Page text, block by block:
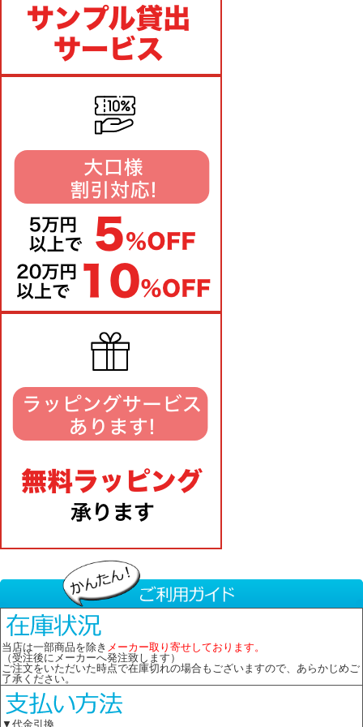
当店は一部商品を除き メーカー取り寄せしております。
（受注後にメーカーへ発注致します）
ご注文をいただいた時点で在庫切れの場合もございますので、あらかじめご
了承ください。
▼代金引換